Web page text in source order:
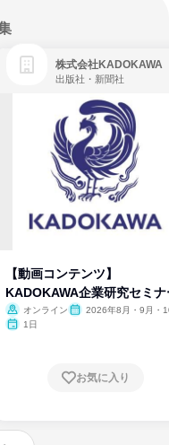
株式会社KADOKAWA
出版社・新聞社
【動画コンテンツ】
KADOKAWA企業研究セミナ
オンライン
2026年8月・9月・
1日
お気に入り